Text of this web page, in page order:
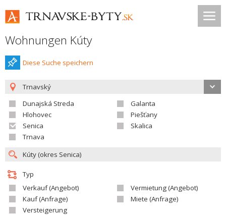
Wohnungen Kúty
Diese Suche speichern
Trnavský
Dunajská Streda
Galanta
Hlohovec
Piešťany
Senica
Skalica
Trnava
Typ
Verkauf (Angebot)
Vermietung (Angebot)
Kauf (Anfrage)
Miete (Anfrage)
Versteigerung